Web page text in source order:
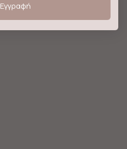
Εγγραφή